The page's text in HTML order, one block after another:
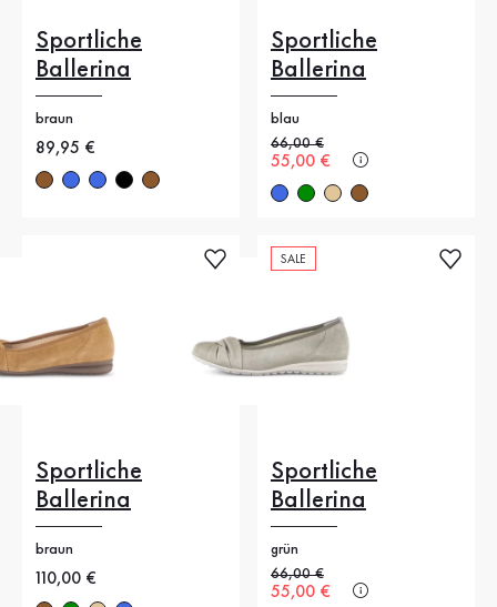
Sportliche
Ballerina
braun
Neuer Preis
89,95 €
Sportliche
Ballerina
blau
Alter Preis
66,00 €
Neuer Preis
55,00 €
Sportliche
Ballerina
braun
Neuer Preis
110,00 €
SALE
Sportliche
Ballerina
grün
Alter Preis
66,00 €
Neuer Preis
55,00 €